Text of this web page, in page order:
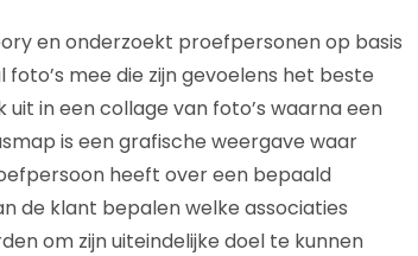
en onderzoekt proefpersonen op basis
mee die zijn gevoelens het beste
in een collage van foto’s waarna een
is een grafische weergave waar
heeft over een bepaald
de klant bepalen welke associaties
om zijn uiteindelijke doel te kunnen